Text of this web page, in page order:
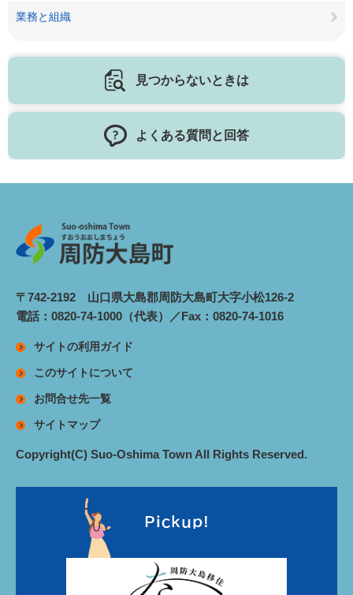
業務と組織
見つからないときは
よくある質問と回答
〒742-2192 山口県大島郡周防大島町大字小松126-2
電話：0820-74-1000（代表）／Fax：0820-74-1016
サイトの利用ガイド
このサイトについて
お問合せ先一覧
サイトマップ
Copyright(C) Suo-Oshima Town All Rights Reserved.